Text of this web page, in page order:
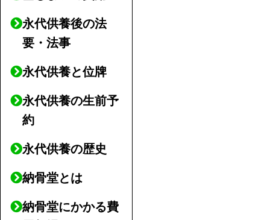
永代供養後の法
要・法事
永代供養と位牌
永代供養の生前予
約
永代供養の歴史
納骨堂とは
納骨堂にかかる費